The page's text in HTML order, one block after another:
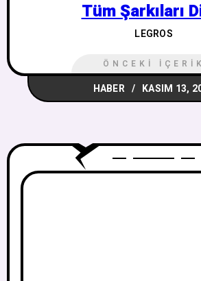
Tüm Şarkıları
LEGROS
ÖNCEKI İÇERIK
HABER KASIM 13,